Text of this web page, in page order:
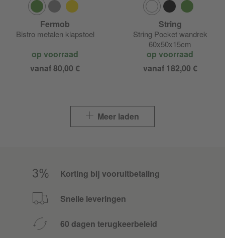
Fermob
Bistro metalen klapstoel
op voorraad
vanaf 80,00 €
String
String Pocket wandrek
60x50x15cm
op voorraad
vanaf 182,00 €
Meer laden
Korting bij vooruitbetaling
Snelle leveringen
60 dagen terugkeerbeleid